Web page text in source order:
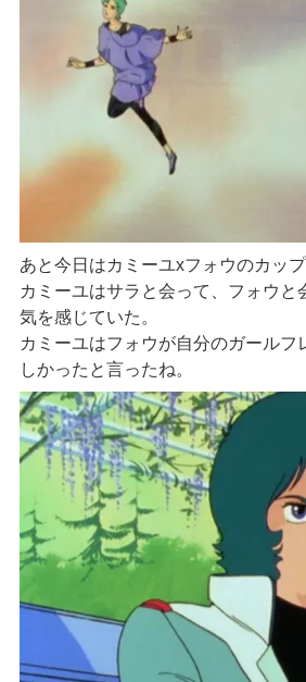
あと今日はカミーユxフォウのカッ
カミーユはサラと会って、フォウと
気を感じていた。
カミーユはフォウが自分のガールフ
しかったと言ったね。